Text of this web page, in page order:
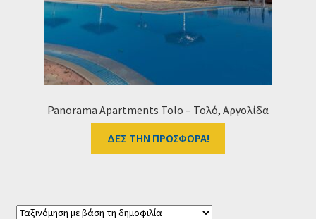
HOME
Panorama Apartments Tolo – Τολό, Αργολίδα
ΔΕΣ ΤΗΝ ΠΡΟΣΦΟΡΑ!